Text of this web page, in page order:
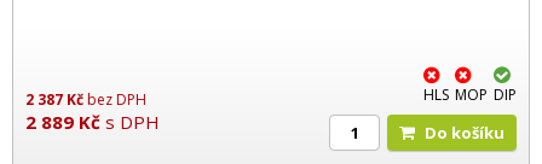
2 387 Kčbez DPH
2 889 Kč s DPH
HLS MOP DIP
Do košíku